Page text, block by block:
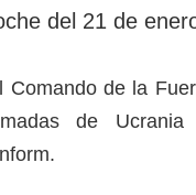
del 21 de
Comando de la
de Ucrania